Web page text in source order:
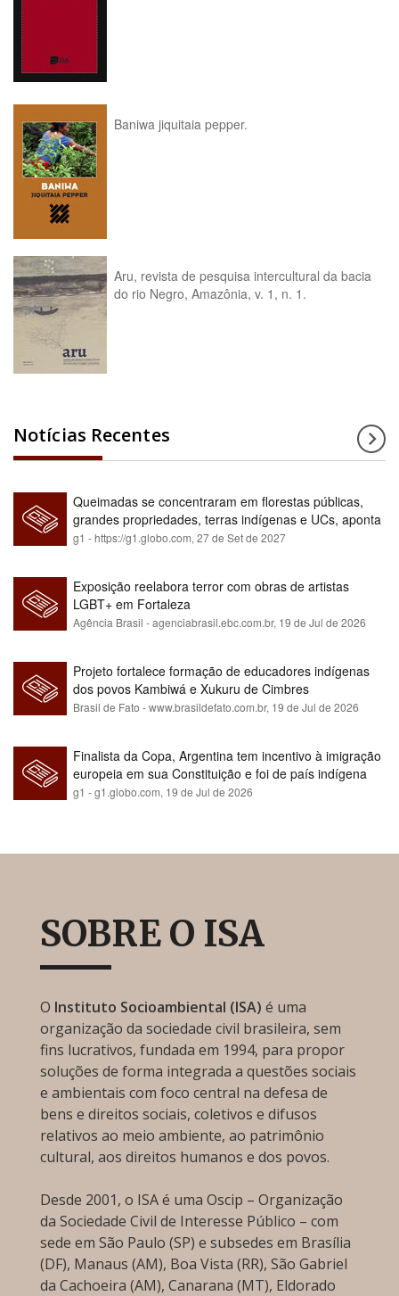
Baniwa jiquitaia pepper.
Aru, revista de pesquisa intercultural da bacia
do rio Negro, Amazônia, v. 1, n. 1.
Notícias Recentes
Queimadas se concentraram em florestas públicas,
grandes propriedades, terras indígenas e UCs, aponta
relatório
g1 - https://g1.globo.com, 27 de Set de 2027
Exposição reelabora terror com obras de artistas
LGBT+ em Fortaleza
Agência Brasil - agenciabrasil.ebc.com.br, 19 de Jul de 2026
Projeto fortalece formação de educadores indígenas
dos povos Kambiwá e Xukuru de Cimbres
Brasil de Fato - www.brasildefato.com.br, 19 de Jul de 2026
Finalista da Copa, Argentina tem incentivo à imigração
europeia em sua Constituição e foi de país indígena
para maioria branca
g1 - g1.globo.com, 19 de Jul de 2026
SOBRE O ISA
O Instituto Socioambiental (ISA) é uma
organização da sociedade civil brasileira, sem
fins lucrativos, fundada em 1994, para propor
soluções de forma integrada a questões sociais
e ambientais com foco central na defesa de
bens e direitos sociais, coletivos e difusos
relativos ao meio ambiente, ao patrimônio
cultural, aos direitos humanos e dos povos.
Desde 2001, o ISA é uma Oscip – Organização
da Sociedade Civil de Interesse Público – com
sede em São Paulo (SP) e subsedes em Brasília
(DF), Manaus (AM), Boa Vista (RR), São Gabriel
da Cachoeira (AM), Canarana (MT), Eldorado